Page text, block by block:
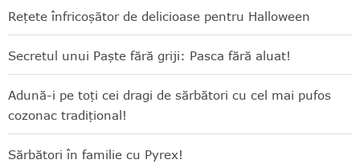
Rețete înfricoșător de delicioase pentru Halloween
Secretul unui Paște fără griji: Pasca fără aluat!
Adună-i pe toți cei dragi de sărbători cu cel mai pufos
cozonac tradițional!
Sărbători în familie cu Pyrex!